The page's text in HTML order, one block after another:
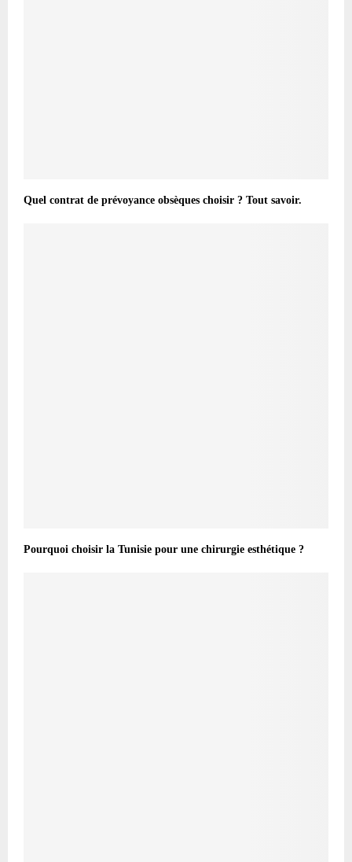
Quel contrat de prévoyance obsèques choisir ? Tout savoir.
Pourquoi choisir la Tunisie pour une chirurgie esthétique ?